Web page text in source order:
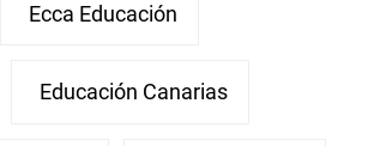
Ecca Educación
Educación Canarias